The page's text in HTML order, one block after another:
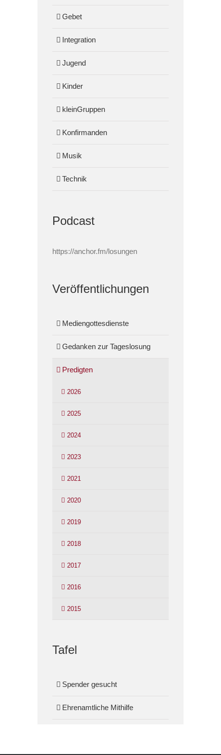
Gebet
Integration
Jugend
Kinder
kleinGruppen
Konfirmanden
Musik
Technik
Podcast
https://anchor.fm/losungen
Veröffentlichungen
Mediengottesdienste
Gedanken zur Tageslosung
Predigten
2026
2025
2024
2023
2021
2020
2019
2018
2017
2016
2015
Tafel
Spender gesucht
Ehrenamtliche Mithilfe